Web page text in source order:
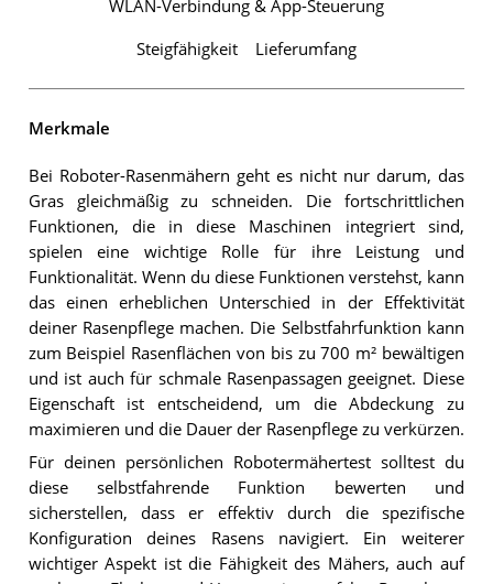
WLAN-Verbindung & App-Steuerung
Steigfähigkeit Lieferumfang
Merkmale
Bei Roboter-Rasenmähern geht es nicht nur darum, das
Gras gleichmäßig zu schneiden. Die fortschrittlichen
Funktionen, die in diese Maschinen integriert sind,
spielen eine wichtige Rolle für ihre Leistung und
Funktionalität. Wenn du diese Funktionen verstehst, kann
das einen erheblichen Unterschied in der Effektivität
deiner Rasenpflege machen. Die Selbstfahrfunktion kann
zum Beispiel Rasenflächen von bis zu 700 m² bewältigen
und ist auch für schmale Rasenpassagen geeignet. Diese
Eigenschaft ist entscheidend, um die Abdeckung zu
maximieren und die Dauer der Rasenpflege zu verkürzen.
Für deinen persönlichen Robotermähertest solltest du
diese selbstfahrende Funktion bewerten und
sicherstellen, dass er effektiv durch die spezifische
Konfiguration deines Rasens navigiert. Ein weiterer
wichtiger Aspekt ist die Fähigkeit des Mähers, auch auf